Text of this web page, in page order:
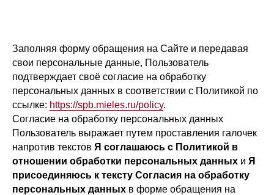
Заполняя форму обращения на Сайте и передавая
свои персональные данные, Пользователь
подтверждает своё согласие на обработку
персональных данных в соответствии с Политикой по
ссылке: https://spb.mieles.ru/policy.
Согласие на обработку персональных данных
Пользователь выражает путем проставления галочек
напротив текстов Я соглашаюсь с Политикой в
отношении обработки персональных данных и Я
присоединяюсь к тексту Согласия на обработку
персональных данных в форме обращения на